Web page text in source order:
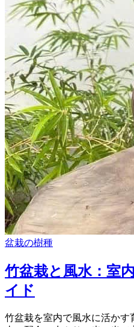
盆栽の樹種
竹盆栽と風水：室
イド
竹盆栽を室内で風水に活かす